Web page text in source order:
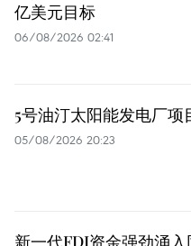
亿美元目标
06/08/2026 02:41
5号油汀太阳能发电厂项
05/08/2026 20:23
新一代FDI资金强劲涌入